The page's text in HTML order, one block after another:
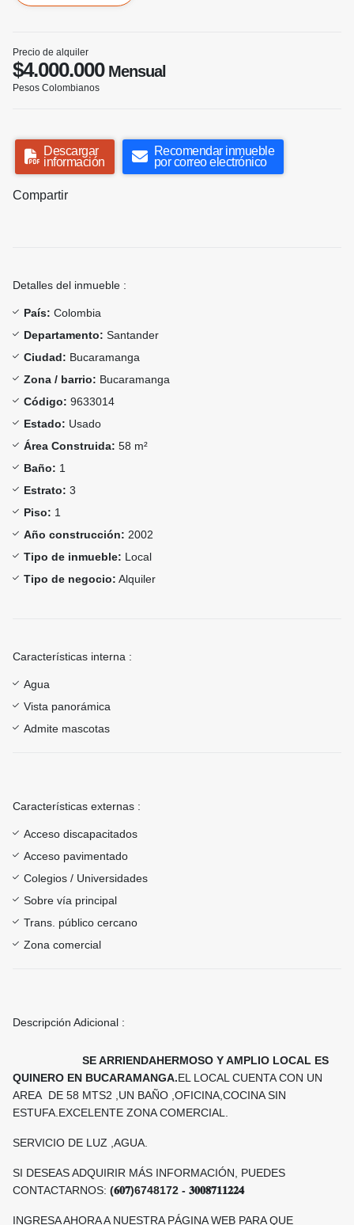
Precio de alquiler
$4.000.000Mensual
Pesos Colombianos
Descargar
información
Recomendar inmueble
por correo electrónico
Compartir
Detalles del inmueble :
País: Colombia
Departamento: Santander
Ciudad: Bucaramanga
Zona / barrio: Bucaramanga
Código: 9633014
Estado: Usado
Área Construida: 58 m²
Baño: 1
Estrato: 3
Piso: 1
Año construcción: 2002
Tipo de inmueble: Local
Tipo de negocio: Alquiler
Características interna :
Agua
Vista panorámica
Admite mascotas
Características externas :
Acceso discapacitados
Acceso pavimentado
Colegios / Universidades
Sobre vía principal
Trans. público cercano
Zona comercial
Descripción Adicional :
SE ARRIENDAHERMOSO Y AMPLIO LOCAL ES
QUINERO EN BUCARAMANGA.EL LOCAL CUENTA CON UN
AREA DE 58 MTS2 ,UN BAÑO ,OFICINA,COCINA SIN
ESTUFA.EXCELENTE ZONA COMERCIAL.
SERVICIO DE LUZ ,AGUA.
SI DESEAS ADQUIRIR MÁS INFORMACIÓN, PUEDES
CONTACTARNOS: (𝟔𝟎𝟕)6748172 - 𝟑𝟎𝟎𝟖𝟕𝟏𝟏𝟐𝟐𝟒
INGRESA AHORA A NUESTRA PÁGINA WEB PARA QUE